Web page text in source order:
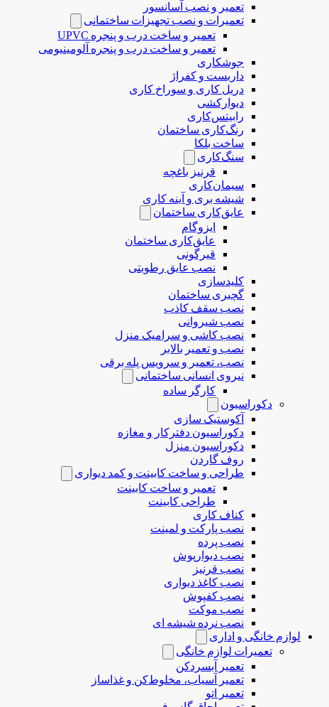
تعمیر و نصب آسانسور
تعمیرات و نصب تجهیزات ساختمانی
تعمیر و ساخت درب و پنجره UPVC
تعمیر و ساخت درب و پنجره آلومینیومی
جوشکاری
داربست و کفراژ
دریل کاری و سوراخ کاری
دیوارکشی
رابیتس‌کاری
رنگ‌کاری ساختمان
ساخت بلکا
سنگ‌کاری
قرنیز باغچه
سیمان‌کاری
شیشه بری و آینه کاری
عایق‌کاری ساختمان
ایزوگام
عایق‌کاری ساختمان
قیرگونی
نصب عایق رطوبتی
کلیدسازی
گچبری ساختمان
نصب سقف کاذب
نصب شیروانی
نصب کاشی و سرامیک منزل
نصب و تعمیر بالابر
نصب، تعمیر و سرویس پله برقی
نیروی انسانی ساختمانی
کارگر ساده
دکوراسیون
آکوستیک سازی
دکوراسیون دفترکار و مغازه
دکوراسیون منزل
روف گاردن
طراحی و ساخت کابینت و کمد دیواری
تعمیر و ساخت کابینت
طراحی کابینت
کناف کاری
نصب پارکت و لمینت
نصب پرده
نصب دیوارپوش
نصب قرنیز
نصب کاغذ دیواری
نصب کفپوش
نصب موکت
نصب نرده شیشه ای
لوازم خانگی و اداری
تعمیرات لوازم خانگی
تعمیر آبسردکن
تعمیر آسیاب، مخلوط‌کن و غذاساز
تعمیر اتو